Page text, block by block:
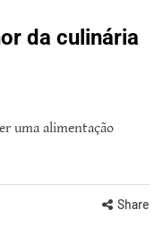
da culinária
uma alimentação
Share